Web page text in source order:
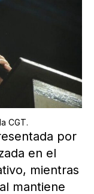
CGT.
por
en el
mientras
mantiene